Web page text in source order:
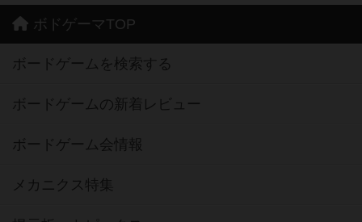
ボドゲーマTOP
ボードゲームを検索する
ボードゲームの新着レビュー
ボードゲーム会情報
メカニクス特集